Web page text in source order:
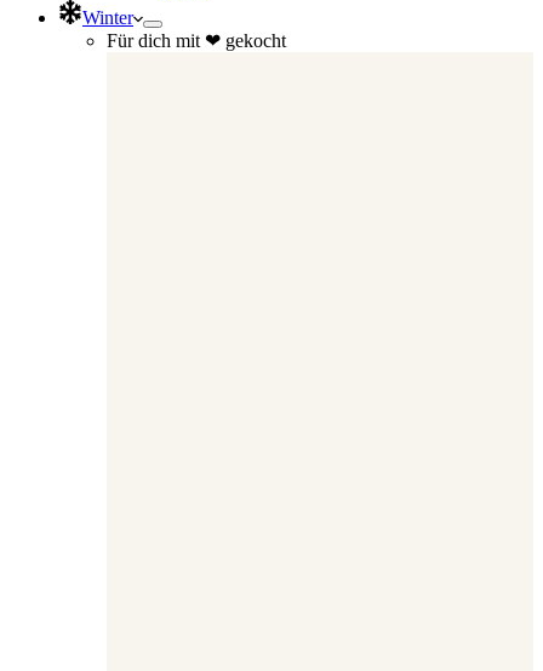
Winter
Für dich mit ❤ gekocht